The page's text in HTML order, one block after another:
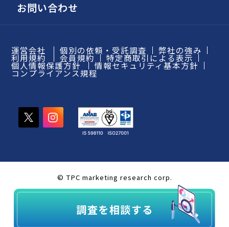
お問い合わせ
運営会社 個別の依頼・受託調査 弊社の強み
利用規約 会員規約 特定商取引による表示
個人情報保護方針 情報セキュリティ基本方針
コンプライアンス規程
© TPC marketing research corp.